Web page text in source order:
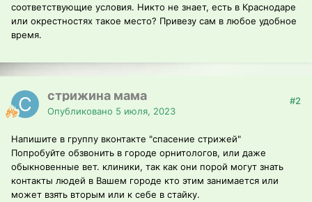
соответствующие условия. Никто не знает, есть в Краснодаре
или окрестностях такое место? Привезу сам в любое удобное
время.
стрижина мама
Опубликовано 5 июля, 2023
#2
Напишите в группу вконтакте "спасение стрижей"
Попробуйте обзвонить в городе орнитологов, или даже
обыкновенные вет. клиники, так как они порой могут знать
контакты людей в Вашем городе кто этим занимается или
может взять вторым или к себе в стайку.